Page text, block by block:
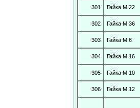
301 Гайка М 22
302 Гайка М 36
303 Гайка М 6
304 Гайка М 16
305 Гайка М 10
306 Гайка М 12